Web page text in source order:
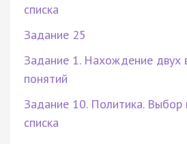
списка
Задание 25
Задание 1. Нахождение
понятий
Задание 10. Политика. Выбор
списка